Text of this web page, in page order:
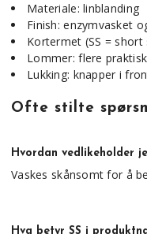
Materiale: linblanding
Finish: enzymvasket
Kortermet (SS = short
Lommer: flere
Lukking: knapper i
Ofte stilte
Hvordan vedlikeholder
Vaskes skånsomt for å
Hva betyr SS i